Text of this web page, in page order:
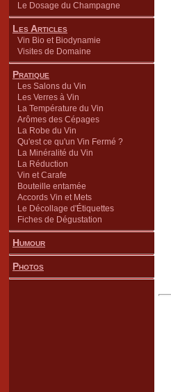
Le Dosage du Champagne
Les Articles
Vin Bio et Biodynamie
Visites de Domaine
Pratique
Les Salons du Vin
Les Verres à Vin
La Température du Vin
Arômes des Cépages
La Robe du Vin
Qu'est ce qu'un Vin Fermé ?
La Minéralité du Vin
La Réduction
Vin et Carafe
Bouteille entamée
Accords Vin et Mets
Le Décollage d'Étiquettes
Fiches de Dégustation
Humour
Photos